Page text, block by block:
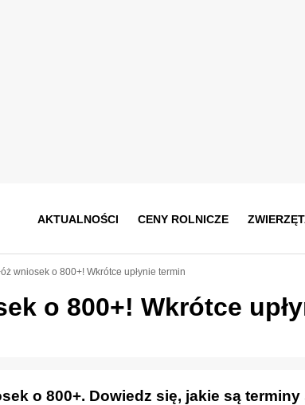
AKTUALNOŚCI CENY ROLNICZE
wniosek o 800+! Wkrótce upłynie termin
o 800+! Wkrótce
o 800+. Dowiedz się, jakie są